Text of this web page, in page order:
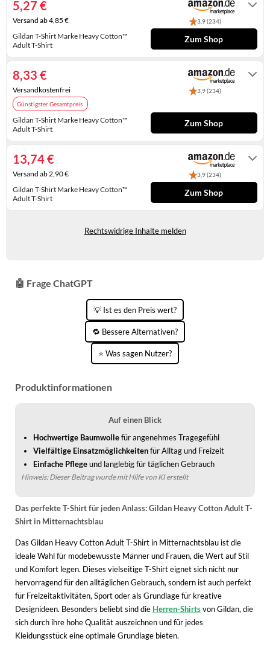
KINDERSCHUHE
LAUFSCHUHE
PANTOLETTEN
PUMPS
SANDALEN
SCHUHZUBEHÖR
SNEAKERS
STIEFEL
STIEFELETTEN
STRANDTASCHEN
TASCHEN-ZUBEHÖR
Gildan T-Shirt Marke Heavy Cotton™
Adult T-Shirt
3,9 (234)
5,27 €
Versand ab 4,85 €
Zum Shop
Gildan T-Shirt Marke Heavy Cotton™
Adult T-Shirt
3,9 (234)
Günstigster Gesamtpreis
8,33 €
Versandkostenfrei
Zum Shop
Gildan T-Shirt Marke Heavy Cotton™
Adult T-Shirt
3,9 (234)
13,74 €
Versand ab 2,90 €
Zum Shop
Rechtswidrige Inhalte melden
🤖 Frage ChatGPT
💡 Ist es den Preis wert?
🔁 Bessere Alternativen?
⭐ Was sagen Nutzer?
Produktinformationen
Auf einen Blick
Hochwertige Baumwollefür angenehmes Tragegefühl
Vielfältige Einsatzmöglichkeitenfür Alltag und Freizeit
Einfache Pflegeund langlebig für täglichen Gebrauch
Hinweis: Dieser Beitrag wurde mit Hilfe von KI erstellt
Das perfekte T-Shirt für jeden Anlass: Gildan Heavy Cotton Adult T-
Shirt in Mitternachtsblau
Das Gildan Heavy Cotton Adult T-Shirt in Mitternachtsblau ist die
ideale Wahl für modebewusste Männer und Frauen, die Wert auf Stil
und Komfort legen. Dieses vielseitige T-Shirt eignet sich nicht nur
hervorragend für den alltäglichen Gebrauch, sondern ist auch perfekt
für Freizeitaktivitäten, Sport oder als Grundlage für kreative
Designideen. Besonders beliebt sind die Herren-Shirtsvon Gildan, die
sich durch ihre hohe Qualität auszeichnen und für jedes
Kleidungsstück eine optimale Grundlage bieten.